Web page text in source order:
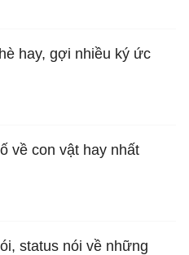
hay, gợi nhiều ký ức
về con vật hay nhất
status nói về những